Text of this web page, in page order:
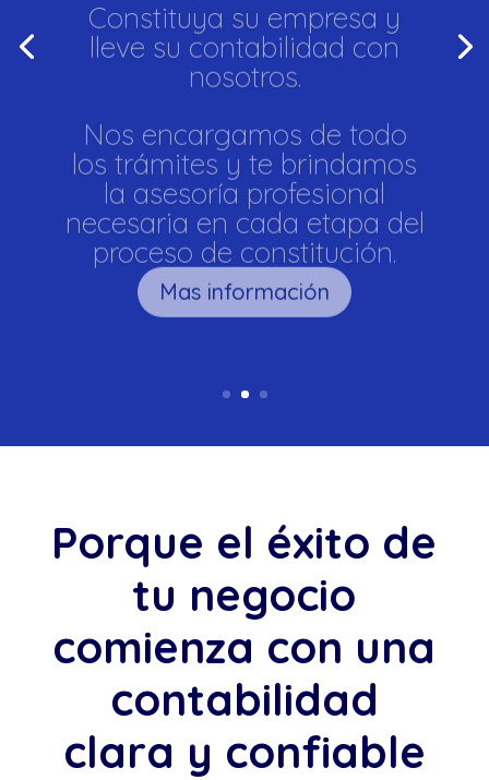
lleve su contabilidad con
nosotros.
los trámites y te brindamos
la asesoría profesional
necesaria en cada etapa del
proceso de constitución.
Mas información
Porque el éxito de
tu negocio
comienza con una
contabilidad
clara y confiable